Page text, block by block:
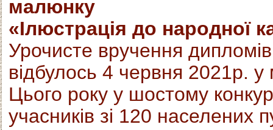
малюнку
«Ілюстрація до народної
Урочисте вручення
відбулось 4 червня 2021р. у
Цього року у шостому
учасників зі 120 населених